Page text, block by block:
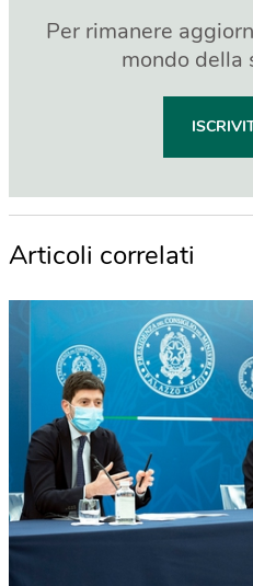
Per rimanere
mondo della
Articoli correlati